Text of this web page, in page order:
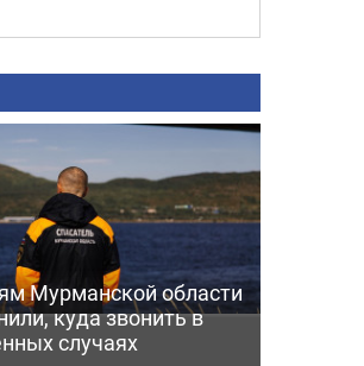
Мурманской области
куда звонить в
случаях